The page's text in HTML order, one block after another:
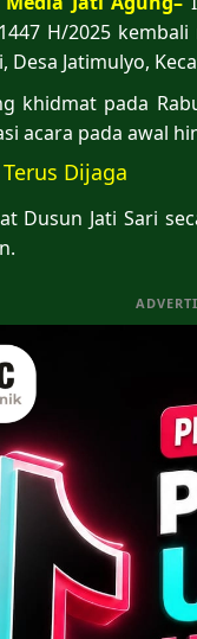
H/2025
Desa Jatimulyo,
khidmat pada
acara pada awal
Dijaga
Dusun Jati Sari